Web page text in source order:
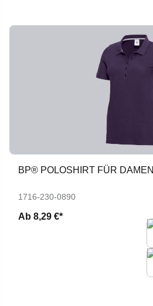
BP® POLOSHIRT FÜR DAMEN
1716-230-0890
Ab 8,29 €*